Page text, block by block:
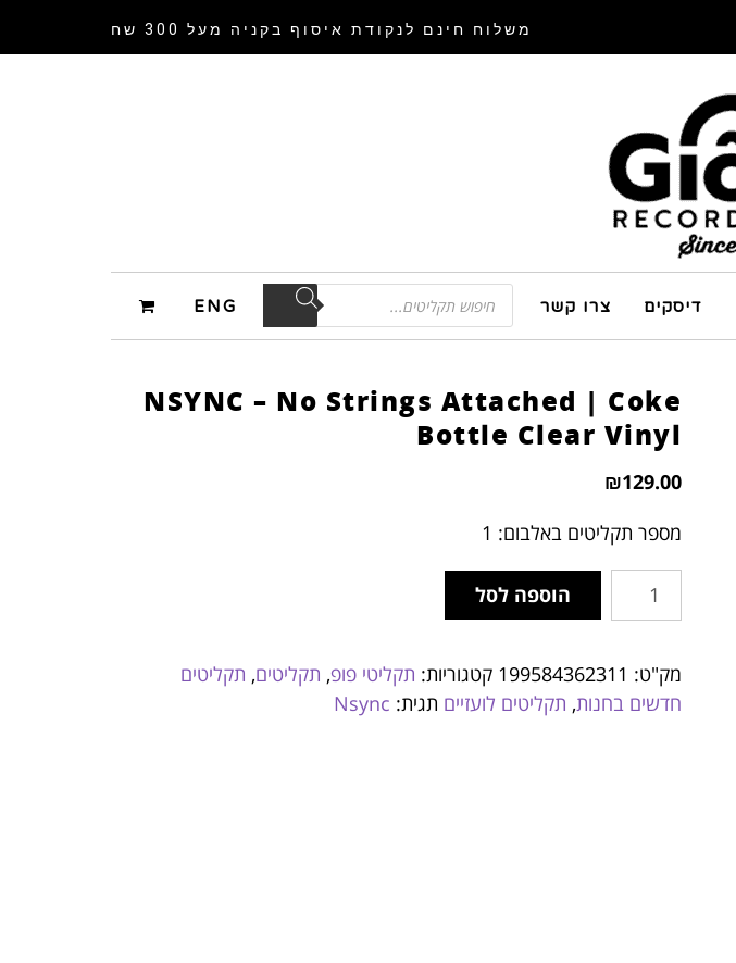
משלוח חינם לנקודת איסוף בקניה מעל 300 שח
דיסקים צרו קשר ENG
NSYNC – No Strings Attached | Coke
Bottle Clear Vinyl
₪129.00
מספר תקליטים באלבום: 1
הוספה לסל
מק"ט: 199584362311 קטגוריות: תקליטי פופ, תקליטים, תקליטים
חדשים בחנות, תקליטים לועזיים תגית: Nsync